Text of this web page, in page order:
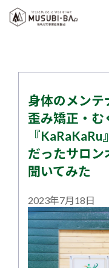
身体のメンテ
歪み矯正・む
『
だったサロン
聞いてみた
2023年7月18日